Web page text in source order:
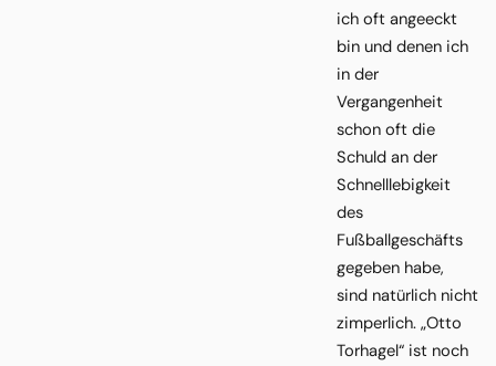
ich oft angeeckt
bin und denen ich
in der
Vergangenheit
schon oft die
Schuld an der
Schnelllebigkeit
des
Fußballgeschäfts
gegeben habe,
sind natürlich nicht
zimperlich. „Otto
Torhagel“ ist noch